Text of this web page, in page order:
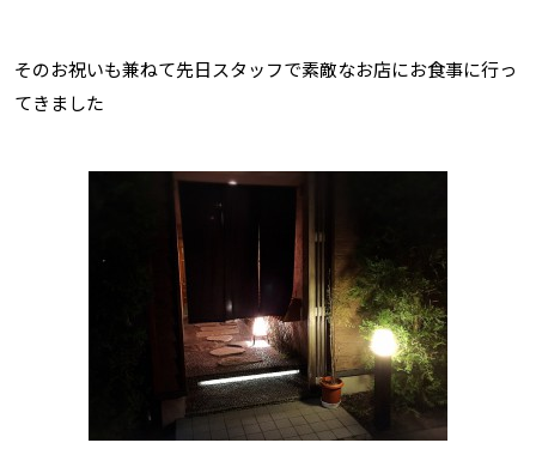
そのお祝いも兼ねて先日スタッフで素敵なお店にお食事に行っ
てきました